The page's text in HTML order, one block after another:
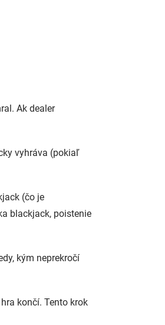
Ak dealer
vyhráva (pokiaľ
(čo je
blackjack, poistenie
kým neprekročí
končí. Tento krok